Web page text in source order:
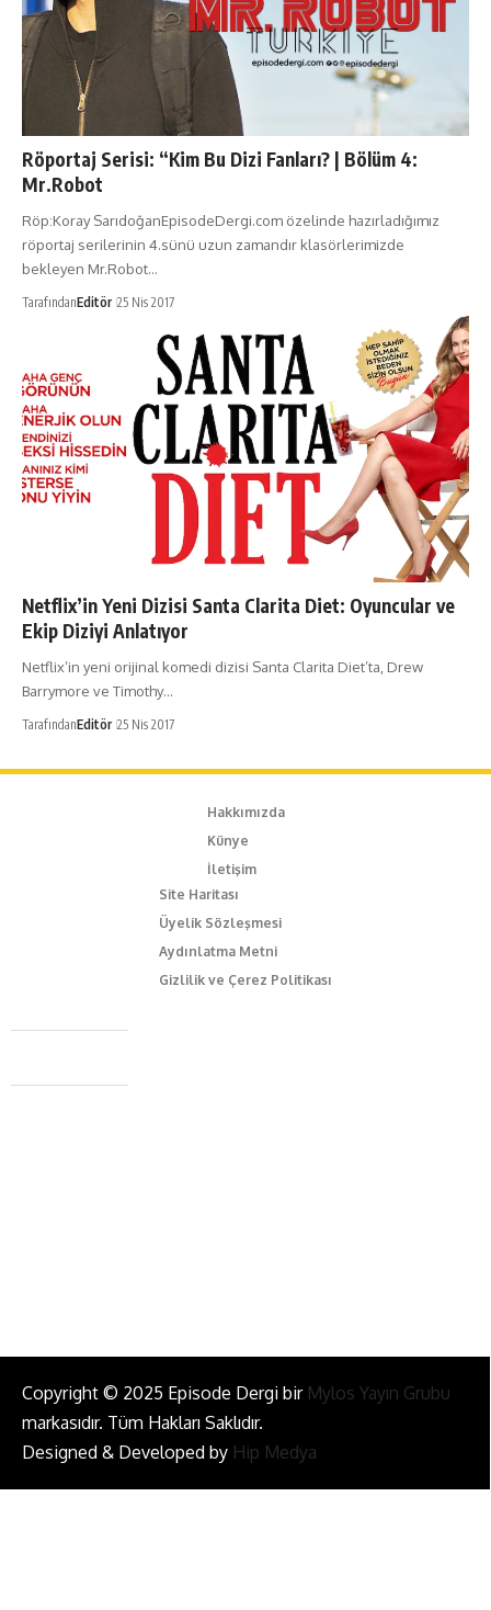
Röportaj Serisi: “Kim Bu Dizi Fanları? | Bölüm 4:
Mr.Robot
Röp:Koray SarıdoğanEpisodeDergi.com özelinde hazırladığımız
röportaj serilerinin 4.sünü uzun zamandır klasörlerimizde
bekleyen Mr.Robot…
TarafındanEditör 25 Nis 2017
Netflix’in Yeni Dizisi Santa Clarita Diet: Oyuncular ve
Ekip Diziyi Anlatıyor
Netflix’in yeni orijinal komedi dizisi Santa Clarita Diet’ta, Drew
Barrymore ve Timothy…
TarafındanEditör 25 Nis 2017
Hakkımızda
Künye
İletişim
Site Haritası
Üyelik Sözleşmesi
Aydınlatma Metni
Gizlilik ve Çerez Politikası
Caferağa Mah. Dr. Şakir Paşa Sok. No3/A Kadıköy İstanbul
+90 543 345 46 00
Copyright © 2025 Episode Dergi bir Mylos Yayın Grubu
markasıdır. Tüm Hakları Saklıdır.
Designed & Developed by Hip Medya